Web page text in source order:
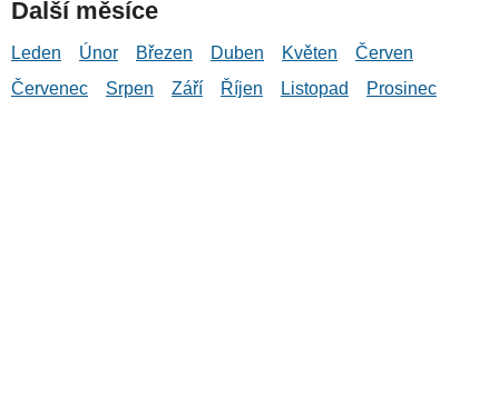
Další měsíce
Leden Únor Březen Duben Květen
Červen
Červenec
Srpen Září Říjen Listopad Prosinec